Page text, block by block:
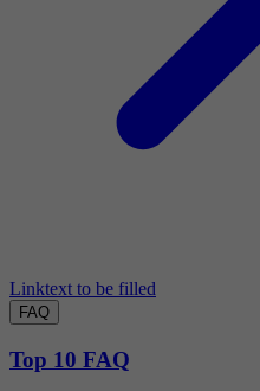
Linktext to be filled
FAQ
Top 10 FAQ